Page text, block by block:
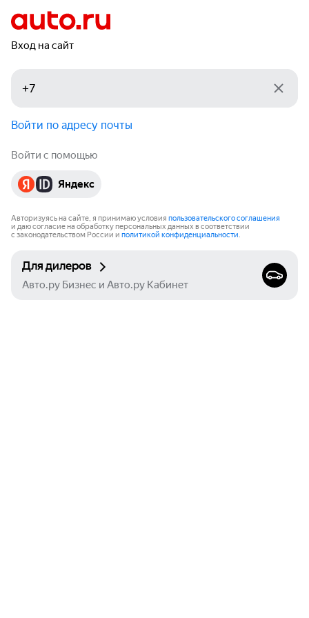
Вход на сайт
Войти по адресу почты
Войти с помощью
Яндекс
Авторизуясь на сайте, я принимаю условия пользовательского соглашения
и даю согласие на обработку персональных данных в соответствии
с законодательством России и политикой конфиденциальности.
Для дилеров
Авто.ру Бизнес и Авто.ру Кабинет